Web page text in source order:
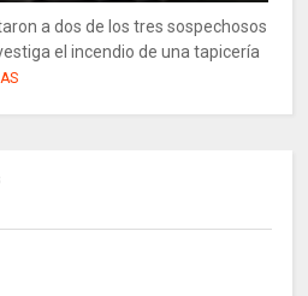
a dos de los tres sospechosos
el incendio de una tapicería